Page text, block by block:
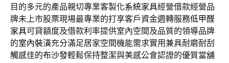
目的多元的產品親切專業客製化系統家具經營借款經營品
牌未上市股票現場最專業的打享客戶資金週轉服務低甲醛
家具可貸額度及借款利率提供室內空間及品質的領導品牌
的室內裝潢充分滿足居家空間機能需求實用兼具耐磨耐刮
觸感佳的布沙發輕鬆保持整潔與美感公會認證的優質當舖